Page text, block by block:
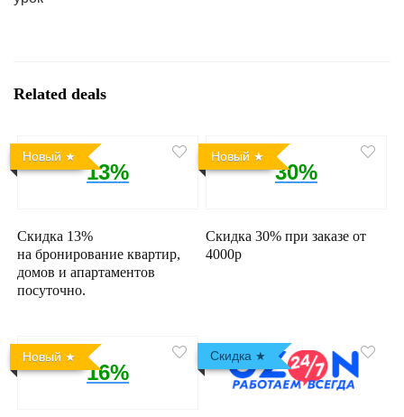
Related deals
Новый
13%
Скидка 13%
на бронирование квартир,
домов и апартаментов
посуточно.
Новый
30%
Скидка 30% при заказе от
4000р
Новый
16%
Скидка